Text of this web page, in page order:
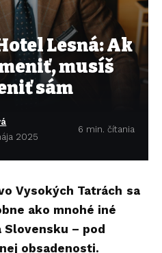
Lesná: Ak
musíš
sám
2025
6 min. čítania
Vysokých Tatrách sa
ako mnohé iné
Slovensku – pod
obsadenosti.